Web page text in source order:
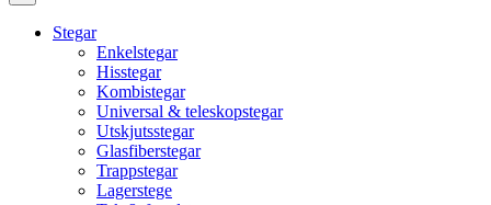
Stegar
Enkelstegar
Hisstegar
Kombistegar
Universal & teleskopstegar
Utskjutsstegar
Glasfiberstegar
Trappstegar
Lagerstege